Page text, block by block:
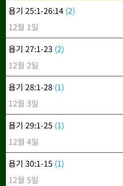
욥기 25:1-26:14 (2)
12월 1일
욥기 27:1-23 (2)
12월 2일
욥기 28:1-28 (1)
12월 3일
욥기 29:1-25 (1)
12월 4일
욥기 30:1-15 (1)
12월 5일